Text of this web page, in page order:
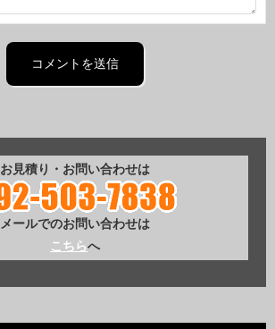
お見積り・お問い合わせは
メールでのお問い合わせは
こちらへ